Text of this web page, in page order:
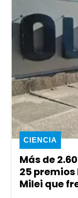
Más de
25
Milei que
CIENCIA